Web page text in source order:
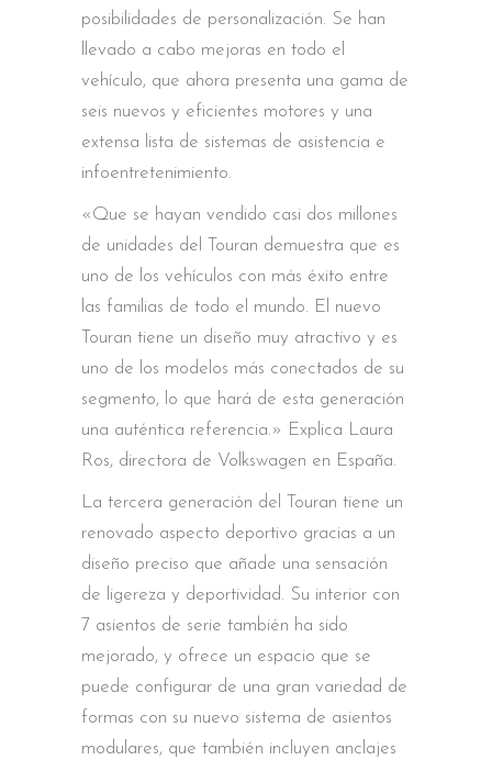
posibilidades de personalización. Se han
llevado a cabo mejoras en todo el
vehículo, que ahora presenta una gama de
seis nuevos y eficientes motores y una
extensa lista de sistemas de asistencia e
infoentretenimiento.
«Que se hayan vendido casi dos millones
de unidades del Touran demuestra que es
uno de los vehículos con más éxito entre
las familias de todo el mundo. El nuevo
Touran tiene un diseño muy atractivo y es
uno de los modelos más conectados de su
segmento, lo que hará de esta generación
una auténtica referencia.» Explica Laura
Ros, directora de Volkswagen en España.
La tercera generación del Touran tiene un
renovado aspecto deportivo gracias a un
diseño preciso que añade una sensación
de ligereza y deportividad. Su interior con
7 asientos de serie también ha sido
mejorado, y ofrece un espacio que se
puede configurar de una gran variedad de
formas con su nuevo sistema de asientos
modulares, que también incluyen anclajes